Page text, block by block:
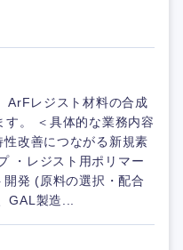
ArFレジスト材料の合成
す。 ＜具体的な業務内容
改善につながる新規素
・レジスト用ポリマー
発 (原料の選択・配合
GAL製造...